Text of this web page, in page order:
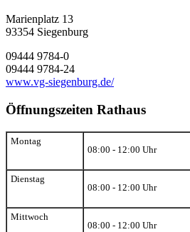
Marienplatz 13
93354 Siegenburg
09444 9784-0
09444 9784-24
www.vg-siegenburg.de/
Öffnungszeiten Rathaus
Montag
08:00 - 12:00 Uhr
Dienstag
08:00 - 12:00 Uhr
Mittwoch
08:00 - 12:00 Uhr